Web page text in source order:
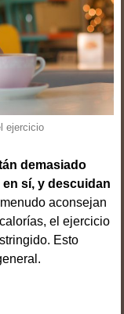
ejercicio
demasiado
sí, y descuidan
aconsejan
el ejercicio
Esto